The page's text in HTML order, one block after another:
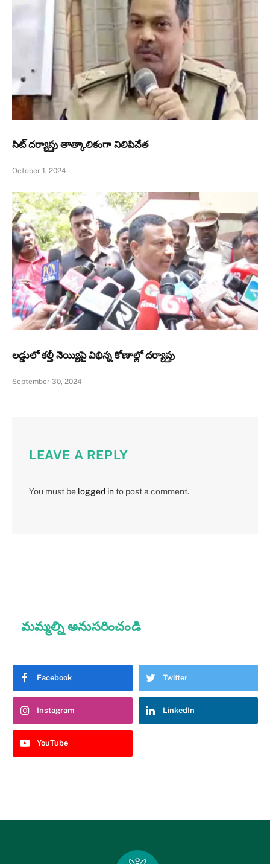
సిట్‌ దర్యాప్తు తాత్కాలికంగా నిలిపివేత
October 1, 2024
లడ్డులో కల్తీ నెయ్యిపై విభిన్న కోణాల్లో దర్యాప్తు
September 30, 2024
LEAVE A REPLY
You must be logged into post a comment.
మమ్మల్ని అనుసరించండి
Facebook Twitter
Instagram LinkedIn
YouTube